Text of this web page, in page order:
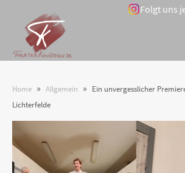
Folgt uns
Home » Allgemein » Ein unvergesslicher
Lichterfelde